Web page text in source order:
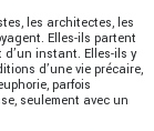
les architectes, les
Elles-ils partent
instant. Elles-ils y
d’une vie précaire,
parfois
seulement avec un